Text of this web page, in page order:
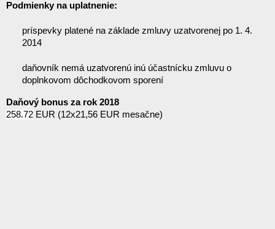
Podmienky na uplatnenie:
príspevky platené na základe zmluvy uzatvorenej po 1. 4.
2014
daňovník nemá uzatvorenú inú účastnícku zmluvu o
doplnkovom dôchodkovom sporení
Daňový bonus za rok 2018
258.72 EUR (12x21,56 EUR mesačne)